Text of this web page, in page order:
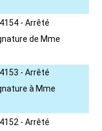
- Arrêté
de Mme
- Arrêté
à Mme
- Arrêté